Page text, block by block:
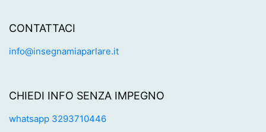
CONTATTACI
info@insegnamiaparlare.it
CHIEDI INFO SENZA IMPEGNO
whatsapp 3293710446